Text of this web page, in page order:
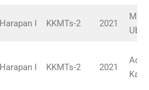
Harapan I KKMTs-2 2021
Harapan I KKMTs-2 2021